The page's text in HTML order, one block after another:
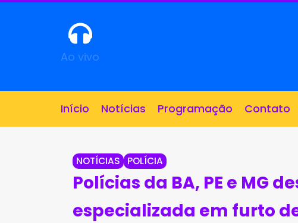
Ao vivo
Início Notícias Programação Contato
NOTÍCIAS POLÍCIA
Polícias da BA, PE e MG
especializada em furto